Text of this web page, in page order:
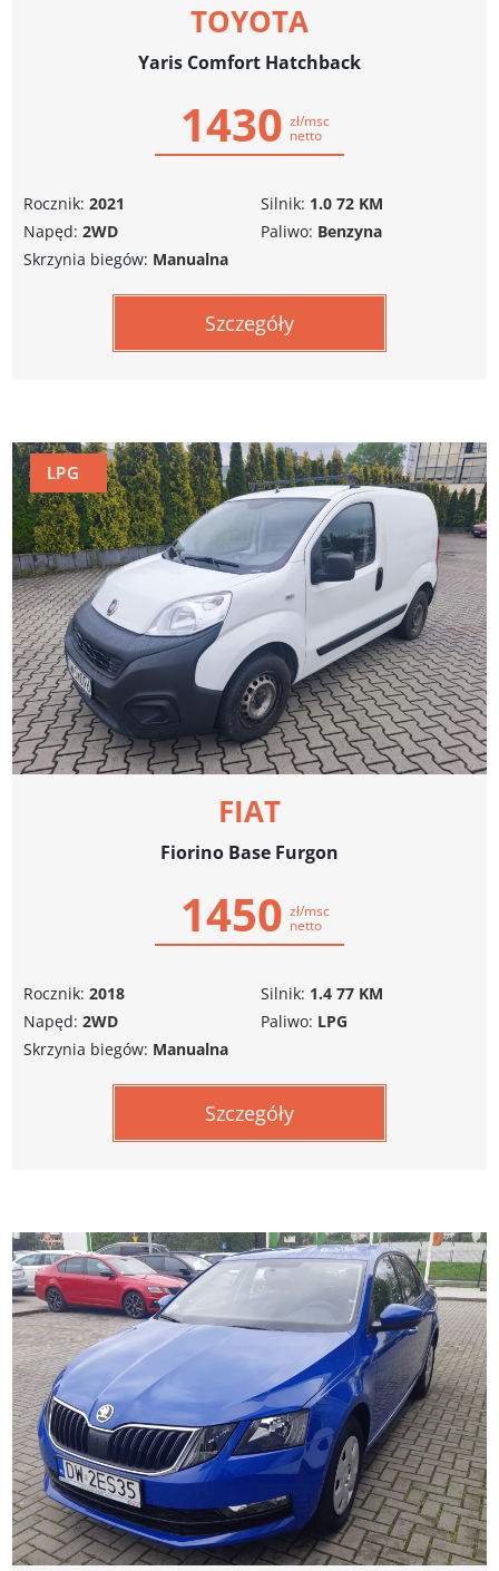
TOYOTA
Yaris Comfort Hatchback
1430 zł/msc
netto
Rocznik: 2021
Napęd: 2WD
Silnik: 1.0 72 KM
Paliwo: Benzyna
Skrzynia biegów: Manualna
Szczegóły
LPG
FIAT
Fiorino Base Furgon
1450 zł/msc
netto
Rocznik: 2018
Napęd: 2WD
Silnik: 1.4 77 KM
Paliwo: LPG
Skrzynia biegów: Manualna
Szczegóły